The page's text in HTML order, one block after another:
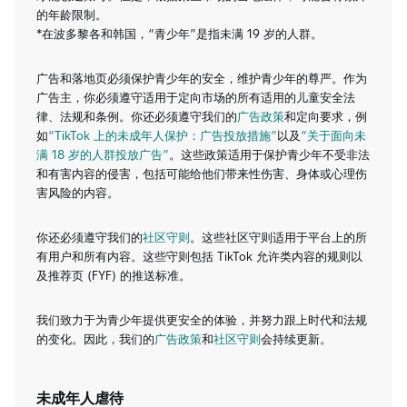
的年龄限制。
*在波多黎各和韩国，“青少年”是指未满 19 岁的人群。
广告和落地页必须保护青少年的安全，维护青少年的尊严。作为
广告主，你必须遵守适用于定向市场的所有适用的儿童安全法
律、法规和条例。你还必须遵守我们的广告政策和定向要求，例
如“TikTok 上的未成年人保护：广告投放措施” 以及 “关于面向未
满 18 岁的人群投放广告”。这些政策适用于保护青少年不受非法
和有害内容的侵害，包括可能给他们带来性伤害、身体或心理伤
害风险的内容。
你还必须遵守我们的社区守则 。这些社区守则适用于平台上的所
有用户和所有内容。这些守则包括 TikTok 允许类内容的规则以
及推荐页 (FYF) 的推送标准。
我们致力于为青少年提供更安全的体验，并努力跟上时代和法规
的变化。因此，我们的广告政策和社区守则 会持续更新。
未成年人虐待